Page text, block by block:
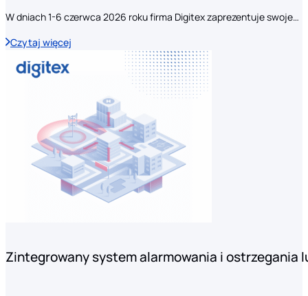
W dniach 1-6 czerwca 2026 roku firma Digitex zaprezentuje swoje…
Czytaj więcej
Zintegrowany system alarmowania i ostrzegania